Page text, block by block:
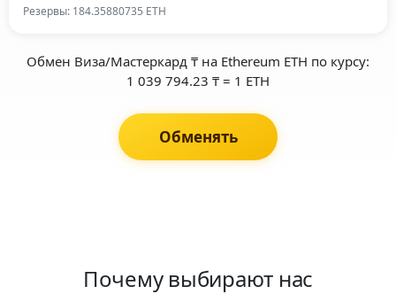
Резервы: 184.35880735 ETH
Обмен Виза/Мастеркард ₸ на Ethereum ETH по курсу:
1 039 794.23 ₸ = 1 ETH
Обменять
Почему выбирают нас